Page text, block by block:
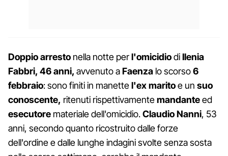
Doppio arresto nella notte perl'omicidiodiIlenia
Fabbri, 46 anni, avvenuto aFaenza lo scorso6
febbraio: sono finiti in manettel'ex maritoe un suo
conoscente, ritenuti rispettivamentemandanteed
esecutore materiale dell'omicidio.Claudio Nanni, 53
anni, secondo quanto ricostruito dalle forze
dell'ordine e dalle lunghe indagini svolte senza sosta